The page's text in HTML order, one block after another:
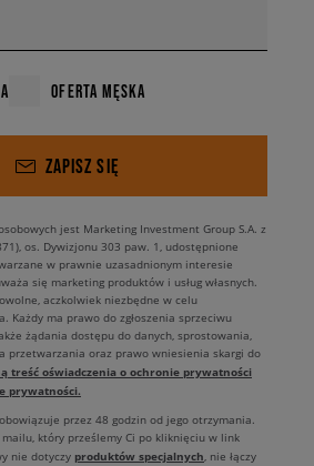
OFERTA MĘSKA
ZAPISZ SIĘ
jest Marketing Investment Group S.A. z
os. Dywizjonu 303 paw. 1, udostępnione
w prawnie uzasadnionym interesie
się marketing produktów i usług własnych.
aczkolwiek niezbędne w celu
Każdy ma prawo do zgłoszenia sprzeciwu
żądania dostępu do danych, sprostowania,
przetwarzania oraz prawo wniesienia skargi do
treść oświadczenia o ochronie prywatności
prywatności.
przez 48 godzin od jego otrzymania.
który prześlemy Ci po kliknięciu w link
nie dotyczy produktów specjalnych, nie łączy